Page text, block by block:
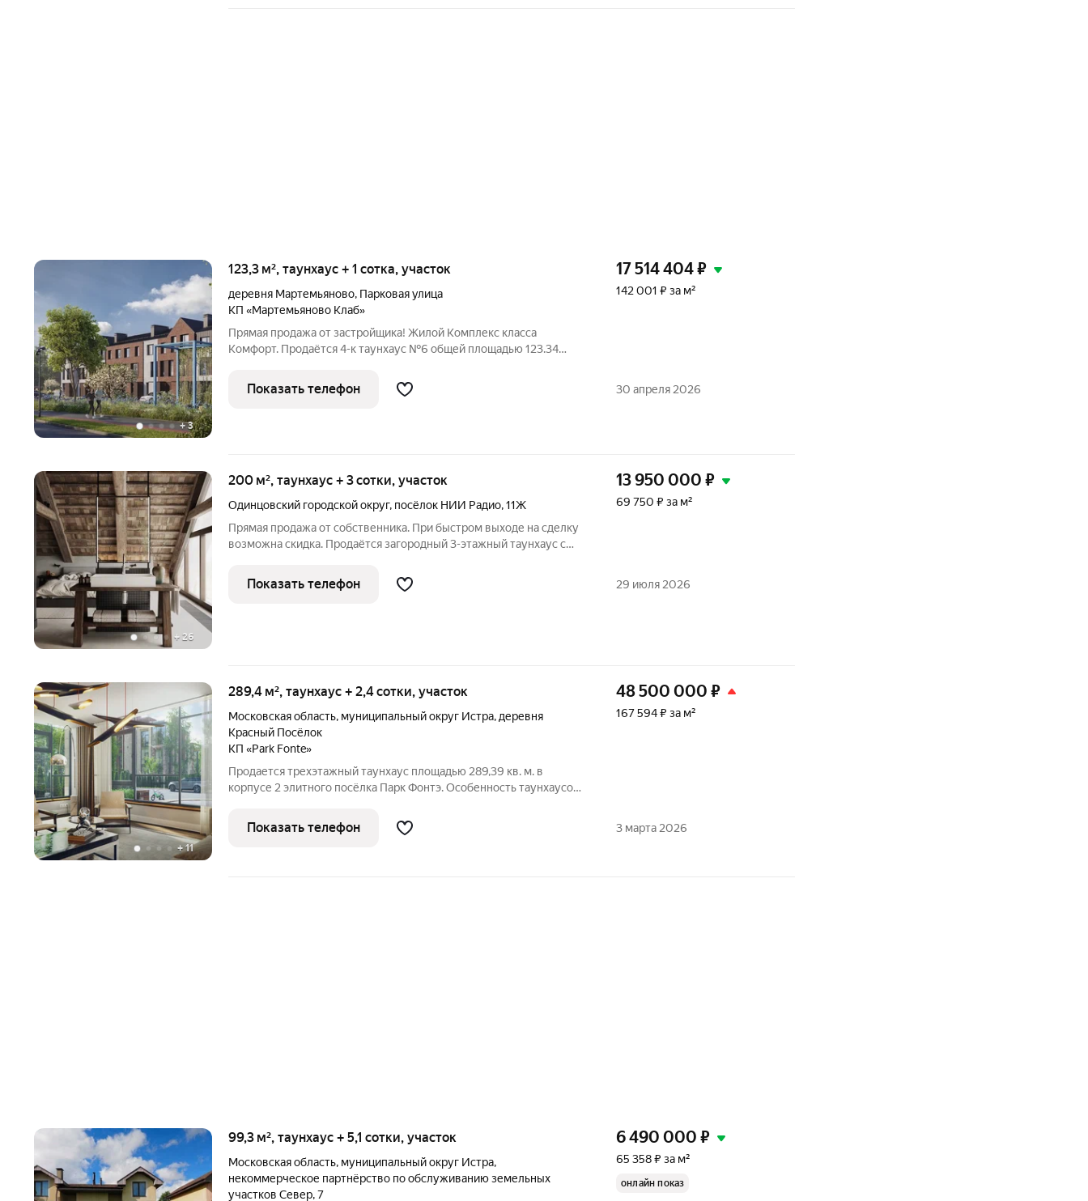
+3
123,3 м², таунхаус + 1 сотка, участок
деревня Мартемьяново, Парковая улица
КП «Мартемьяново Клаб»
Прямая продажа от застройщика! Жилой Комплекс класса
Комфорт. Продаётся 4-к таунхаус №6 общей площадью 123.34
Клаб» - клубный поселок таунхаусов от ФСК в Наро-Фоминском
городском округе.
17 514 404₽
142 001 ₽ за м²
Показать телефон 30 апреля 2026
+ 26
200 м², таунхаус + 3 сотки, участок
Одинцовский городской округ, посёлок НИИ Радио,11Ж
Прямая продажа от собственника. При быстром выходе на сделку
возможна скидка. Продаётся загородный 3-этажный таунхаус с
семейном природном кластере, где расположены только
загородные дома.
13 950 000 ₽
69 750 ₽ за м²
Показать телефон 29 июля 2026
+11
289,4 м², таунхаус + 2,4 сотки, участок
Московская область, муниципальный округ Истра, деревня
Красный Посёлок
КП «Park Fonte»
Продается трехэтажный таунхаус площадью 289,39 кв. м. в
корпусе 2 элитного посёлка Парк Фонтэ. Особенность таунхаусов
пространство и наполняющие комнаты естественным дневным
светом. Дополнительное
48 500 000 ₽
167 594 ₽ за м²
Показать телефон 3 марта 2026
99,3 м², таунхаус + 5,1 сотки, участок
Московская область, муниципальный округ Истра,
некоммерческое партнёрство по обслуживанию земельных
участков Север,7
6 490 000 ₽
65 358 ₽ за м²
онлайн показ